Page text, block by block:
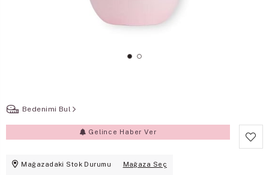
Bedenimi Bul
Gelince Haber Ver
Mağazadaki Stok Durumu Mağaza Seç